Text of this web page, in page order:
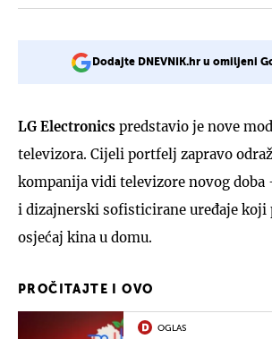
Dodajte DNEVNIK.hr u omiljeni
LG Electronics predstavio je nove
televizora. Cijeli portfelj zapravo
kompanija vidi televizore novog doba
i dizajnerski sofisticirane uređaje
osjećaj kina u domu.
PROČITAJTE I OVO
OGLAS